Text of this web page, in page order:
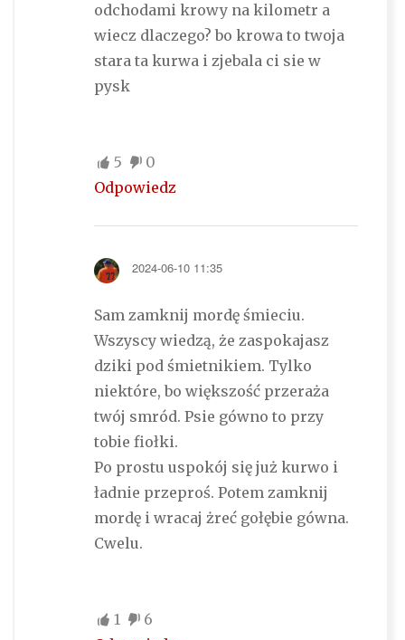
odchodami krowy na kilometr a
wiecz dlaczego? bo krowa to twoja
stara ta kurwa i zjebala ci sie w
pysk
5
0
Odpowiedz
2024-06-10 11:35
Sam zamknij mordę śmieciu.
Wszyscy wiedzą, że zaspokajasz
dziki pod śmietnikiem. Tylko
niektóre, bo większość przeraża
twój smród. Psie gówno to przy
tobie fiołki.
Po prostu uspokój się już kurwo i
ładnie przeproś. Potem zamknij
mordę i wracaj żreć gołębie gówna.
Cwelu.
1
6